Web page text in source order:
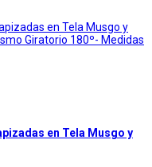
en Tela Musgo y